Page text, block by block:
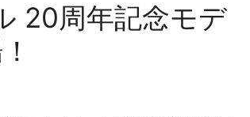
20周年記念モデ